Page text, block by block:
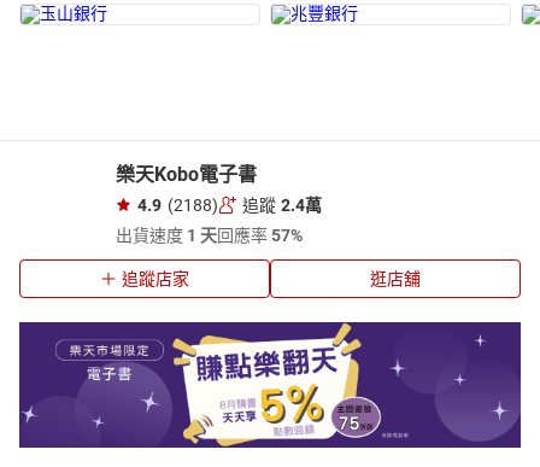
樂天Kobo電子書
4.9 (2188) 追蹤 2.4萬
出貨速度 1 天回應率57%
追蹤店家 逛店舖